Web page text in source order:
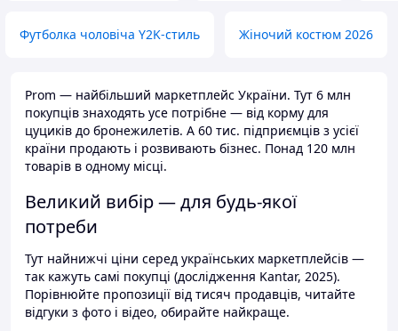
Футболка чоловіча Y2K-стиль Жіночий костюм 2026
Prom — найбільший маркетплейс України. Тут 6 млн
покупців знаходять усе потрібне — від корму для
цуциків до бронежилетів. А 60 тис. підприємців з усієї
країни продають і розвивають бізнес. Понад 120 млн
товарів в одному місці.
Великий вибір — для будь-якої
потреби
Тут найнижчі ціни серед українських маркетплейсів —
так кажуть самі покупці (дослідження Kantar, 2025).
Порівнюйте пропозиції від тисяч продавців, читайте
відгуки з фото і відео, обирайте найкраще.